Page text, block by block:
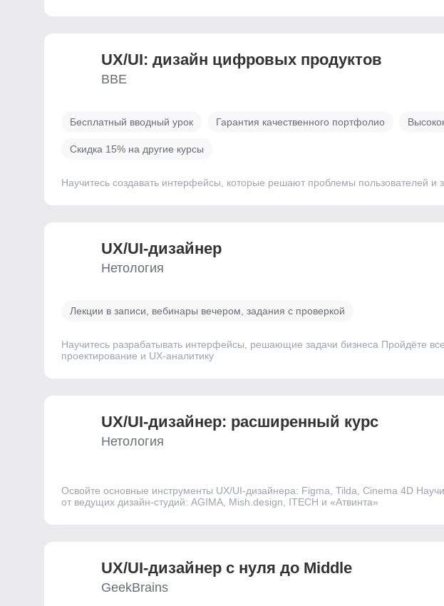
UX/UI: дизайн цифровых продуктов
BBE
Бесплатный вводный урок Гарантия качественного портфолио
Скидка 15% на другие курсы
Научитесь создавать интерфейсы, которые решают проблемы пользователей и
UX/UI-дизайнер
Нетология
Лекции в записи, вебинары вечером, задания с проверкой
Научитесь разрабатывать интерфейсы, решающие задачи бизнеса Пройдёте
проектирование и UX‑аналитику
UX/UI-дизайнер: расширенный курс
Нетология
Освойте основные инструменты UX/UI-дизайнера: Figma, Tilda, Cinema 4D
от ведущих дизайн-студий: AGIMA, Mish.design, ITECH и «Атвинта»
UX/UI-дизайнер с нуля до Middle
GeekBrains